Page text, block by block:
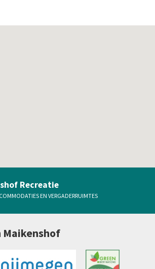
Recreatie
EN VERGADERRUIMTES
Maikenshof